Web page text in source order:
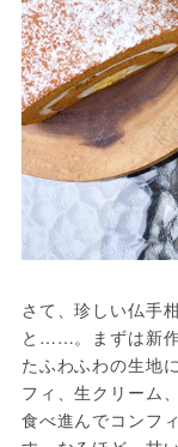
さて、珍しい仏手
と……。まずは新
たふわふわの生地
フィ、生クリーム
食べ進んでコンフ